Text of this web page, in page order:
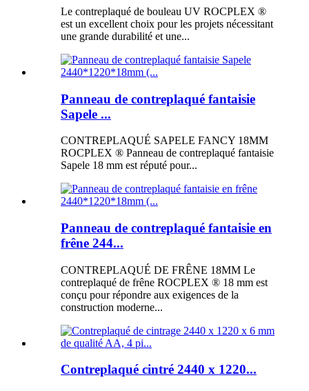
Le contreplaqué de bouleau UV ROCPLEX ®
est un excellent choix pour les projets nécessitant
une grande durabilité et une...
Panneau de contreplaqué fantaisie
Sapele ...
CONTREPLAQUÉ SAPELE FANCY 18MM
ROCPLEX ® Panneau de contreplaqué fantaisie
Sapele 18 mm est réputé pour...
Panneau de contreplaqué fantaisie en
frêne 244...
CONTREPLAQUÉ DE FRÊNE 18MM Le
contreplaqué de frêne ROCPLEX ® 18 mm est
conçu pour répondre aux exigences de la
construction moderne...
Contreplaqué cintré 2440 x 1220...